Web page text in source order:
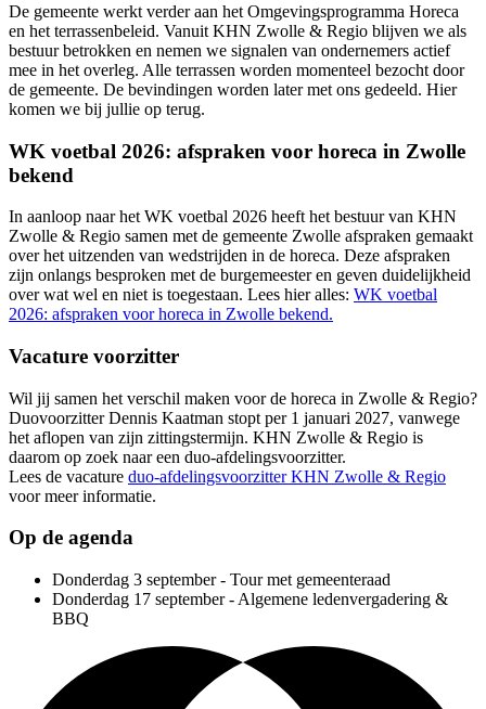
De gemeente werkt verder aan het Omgevingsprogramma Horeca
en het terrassenbeleid. Vanuit KHN Zwolle & Regio blijven we als
bestuur betrokken en nemen we signalen van ondernemers actief
mee in het overleg. Alle terrassen worden momenteel bezocht door
de gemeente. De bevindingen worden later met ons gedeeld. Hier
komen we bij jullie op terug.
WK voetbal 2026: afspraken voor horeca in Zwolle
bekend
In aanloop naar het WK voetbal 2026 heeft het bestuur van KHN
Zwolle & Regio samen met de gemeente Zwolle afspraken gemaakt
over het uitzenden van wedstrijden in de horeca. Deze afspraken
zijn onlangs besproken met de burgemeester en geven duidelijkheid
over wat wel en niet is toegestaan. Lees hier alles: WK voetbal
2026: afspraken voor horeca in Zwolle bekend.
Vacature voorzitter
Wil jij samen het verschil maken voor de horeca in Zwolle & Regio?
Duovoorzitter Dennis Kaatman stopt per 1 januari 2027, vanwege
het aflopen van zijn zittingstermijn. KHN Zwolle & Regio is
daarom op zoek naar een duo-afdelingsvoorzitter.
Lees de vacature duo-afdelingsvoorzitter KHN Zwolle & Regio
voor meer informatie.
Op de agenda
Donderdag 3 september - Tour met gemeenteraad
Donderdag 17 september - Algemene ledenvergadering &
BBQ